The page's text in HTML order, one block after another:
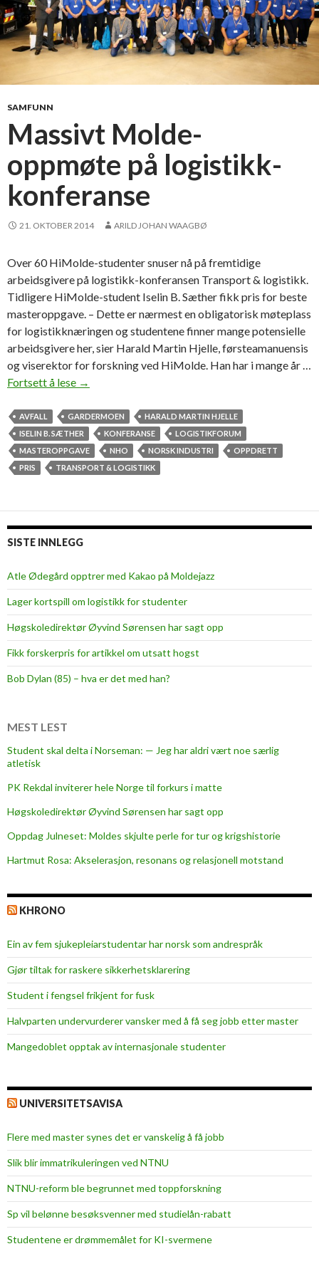
SAMFUNN
Massivt Molde-
oppmøte på logistikk-
konferanse
21. OKTOBER 2014 ARILD JOHAN WAAGBØ
Over 60 HiMolde-studenter snuser nå på fremtidige
arbeidsgivere på logistikk-konferansen Transport & logistikk.
Tidligere HiMolde-student Iselin B. Sæther fikk pris for beste
masteroppgave. – Dette er nærmest en obligatorisk møteplass
for logistikknæringen og studentene finner mange potensielle
arbeidsgivere her, sier Harald Martin Hjelle, førsteamanuensis
og viserektor for forskning ved HiMolde. Han har i mange år …
Fortsett å lese M
s
s
i
v
l
-
o
p
m
ø
l
g
i
t
i
k
o
n
f
e
a
n
→
AVFALL GARDERMOEN
HARALD MARTIN HJELLE
ISELIN B. SÆTHER
KONFERANSE
LOGISTIKFORUM
MASTEROPPGAVE
NHO NORSK INDUSTRI
OPPDRETT
PRIS
TRANSPORT & LOGISTIKK
SISTE INNLEGG
Atle Ødegård opptrer med Kakao på Moldejazz
Lager kortspill om logistikk for studenter
Høgskoledirektør Øyvind Sørensen har sagt opp
Fikk forskerpris for artikkel om utsatt hogst
Bob Dylan (85) – hva er det med han?
MEST LEST
Student skal delta i Norseman: — Jeg har aldri vært noe særlig
atletisk
PK Rekdal inviterer hele Norge til forkurs i matte
Høgskoledirektør Øyvind Sørensen har sagt opp
Oppdag Julneset: Moldes skjulte perle for tur og krigshistorie
Hartmut Rosa: Akselerasjon, resonans og relasjonell motstand
KHRONO
Ein av fem sjukepleiar­studentar har norsk som andrespråk
Gjør tiltak for raskere sikkerhets­klarering
Student i fengsel frikjent for fusk
Halvparten undervurderer vansker med å få seg jobb etter master
Mangedoblet opptak av internasjonale studenter
UNIVERSITETSAVISA
Flere med master synes det er vanskelig å få jobb
Slik blir immatrikuleringen ved NTNU
NTNU-reform ble begrunnet med toppforskning
Sp vil belønne besøksvenner med studielån-rabatt
Studentene er drømmemålet for KI-svermene